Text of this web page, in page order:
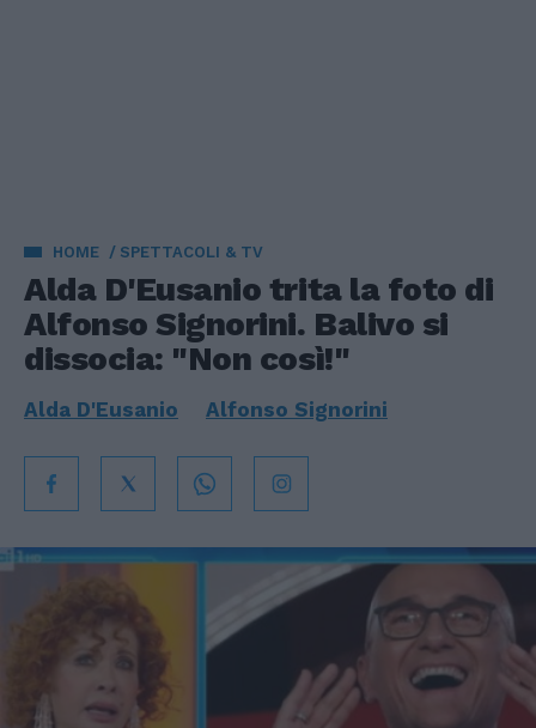
HOME SPETTACOLI & TV
Alda D'Eusanio trita la foto di
Alfonso Signorini. Balivo si
dissocia: "Non così!"
Alda D'Eusanio Alfonso Signorini